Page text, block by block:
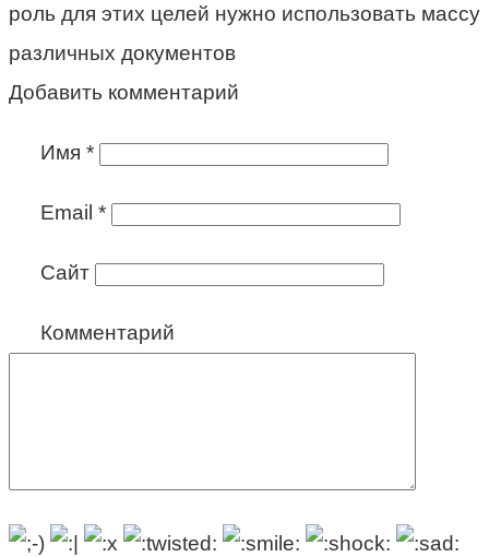
роль для этих целей нужно использовать массу
различных документов
Добавить комментарий
Имя *
Email *
Сайт
Комментарий